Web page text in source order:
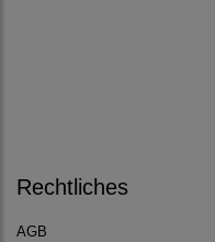
Rechtliches
AGB